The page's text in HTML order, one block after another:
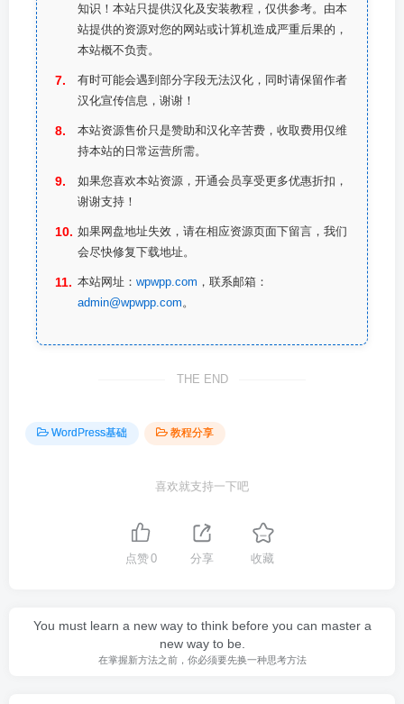
知识！本站只提供汉化及安装教程，仅供参考。由本
站提供的资源对您的网站或计算机造成严重后果的，
本站概不负责。
有时可能会遇到部分字段无法汉化，同时请保留作者
汉化宣传信息，谢谢！
本站资源售价只是赞助和汉化辛苦费，收取费用仅维
持本站的日常运营所需。
如果您喜欢本站资源，开通会员享受更多优惠折扣，
谢谢支持！
如果网盘地址失效，请在相应资源页面下留言，我们
会尽快修复下载地址。
本站网址： wpwpp.com ，联系邮箱：
admin@wpwpp.com 。
THE END
WordPress基础 教程分享
喜欢就支持一下吧
点赞0 分享 收藏
You must learn a new way to think before you can master a
new way to be.
在掌握新方法之前，你必须要先换一种思考方法